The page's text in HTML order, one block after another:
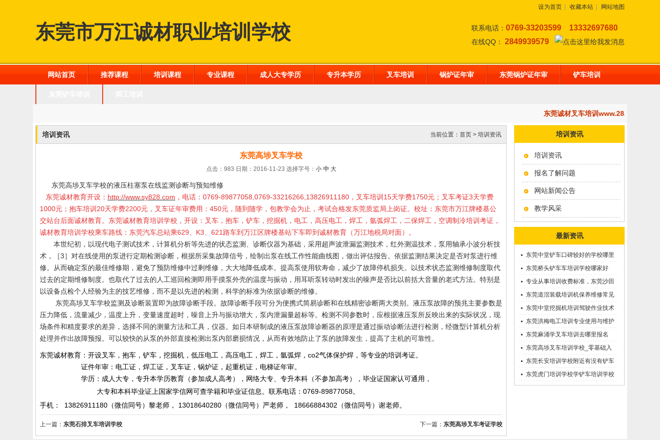
设为首页 收藏本站 网站地图
东莞市万江诚材职业培训学校 联系电话： 0769-33203599 13332697680
在线QQ： 2849939579
网站首页 推荐课程 培训课程 专业课程 成人大专学历 专升本学历 叉车培训 锅炉证年审 东莞锅炉证年审 铲车培训
东莞诚材叉车培训www.28af.com,开
培训资讯
培训资讯
报名了解问题
网站新闻公告
教学风采
最新资讯
东莞中堂铲车口碑较好的学校哪里
有？
东莞桥头铲车车培训学校哪家好
呢？推荐一下
专业从事培训收费标准，东莞沙田
优质的学叉车考证价钱
东莞道滘装载培训机保养维修常见
问题等知识大全
东莞中堂挖掘机培训驾驶作业技术
东莞洪梅电工培训专业使用与维护
接触调压噐？
东莞麻涌学叉车培训去哪里报名
东莞高埗叉车培训学校_零基础入
学_随到随学
东莞长安培训学校附近有没有铲车
培训的-
东莞虎门培训学校学铲车培训学校
在哪里_
培训资讯 当前位置： 首页 > 培训资讯
东莞高埗叉车学校
点击：983 日期：2016-11-23 选择字号： 小 中 大
东莞高埗叉车学校的液压柱塞泵在线监测诊断与预知维修
东莞诚材教育开设： http://www.sy828.com ，电话：0769-89877058,0769-33216266,13826911180，叉车培训15天学费1750元；叉车考证3天学费
1000元；抱车培训20天学费2200元，叉车证年审费用：450元，随到随学，包教学会为止，考试合格发东莞质监局上岗证。校址：东莞市万江牌楼基公
交站台后面诚材教育。东莞诚材教育培训学校，开设：叉车，抱车，铲车，挖掘机，电工，高压电工，焊工，氩弧焊工，二保焊工，空调制冷培训考证，
诚材教育培训学校乘车路线：东莞汽车总站乘629、K3、621路车到万江区牌楼基站下车即到诚材教育（万江地税局对面）。
本世纪初，以现代电子测试技术，计算机分析等先进的状态监测、诊断仪器为基础，采用超声波泄漏监测技术，红外测温技术，泵用轴承小波分析技
术，［3］对在线使用的泵进行定期检测诊断，根据所采集故障信号，绘制出泵在线工作性能曲线图，做出评估报告。依据监测结果决定是否对泵进行维
修。从而确定泵的最佳维修期，避免了预防维修中过剩维修，大大地降低成本。提高泵使用软寿命，减少了故障停机损失。以技术状态监测维修制度取代
过去的定期维修制度。也取代了过去的人工巡回检测即用手摸泵外壳的温度与振动，用耳听泵转动时发出的噪声是否比以前括大音量的老式方法。特别是
以设备点检个人经验为主的技艺维修，而不是以先进的检测，科学的标准为依据诊断的维修。
东莞高埗叉车学校监测及诊断装置即为故障诊断手段。故障诊断手段可分为便携式简易诊断和在线精密诊断两大类别。液压泵故障的预兆主要参数是
压力降低，流量减少，温度上升，变量速度超时，噪音上升与振动增大，泵内泄漏量超标等。检测不同参数时，应根据液压泵所反映出来的实际状况，现
场条件和精度要求的差异，选择不同的测量方法和工具，仪器。如日本研制成的液压泵故障诊断器的原理是通过振动诊断法进行检测，经微型计算机分析
处理并作出故障预报。可以较快的从泵的外部直接检测出泵内部磨损情况，从而有效地防止了泵的故障发生，提高了主机的可靠性。
东莞诚材教育：开设叉车，抱车，铲车，挖掘机，低压电工，高压电工，焊工，氩弧焊，co2气体保护焊，等专业的培训考证。
证件年审：电工证，焊工证，叉车证，锅炉证，起重机证，电梯证年审。
学历：成人大专，专升本学历教育（参加成人高考），网络大专、专升本科（不参加高考），毕业证国家认可通用，
大专和本科毕业证上国家学信网可查学籍和毕业证信息。 联系电话 ： 0769-89877058。
手机： 13826911180（微信同号）黎老师， 13018640280 （微信同号）严老师 ， 18666884302 （微信同号） 谢老师。
上一篇： 东莞石排叉车培训学校 下一篇： 东莞高埗叉车考证学校